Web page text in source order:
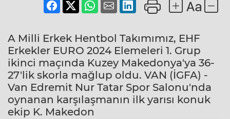
A Milli Erkek Hentbol Takımımız, EHF
Erkekler EURO 2024 Elemeleri 1. Grup
ikinci maçında Kuzey Makedonya'ya 36-
27'lik skorla mağlup oldu. VAN (İGFA) -
Van Edremit Nur Tatar Spor Salonu'nda
oynanan karşılaşmanın ilk yarısı konuk
ekip K. Makedon